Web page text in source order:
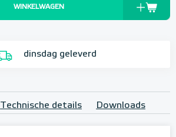
WINKELWAGEN
dinsdag geleverd
Technische details Downloads